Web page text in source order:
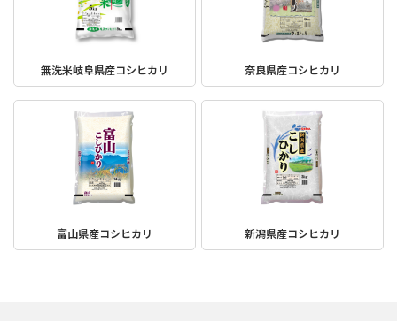
無洗米岐阜県産コシヒカリ 奈良県産コシヒカリ
富山県産コシヒカリ 新潟県産コシヒカリ